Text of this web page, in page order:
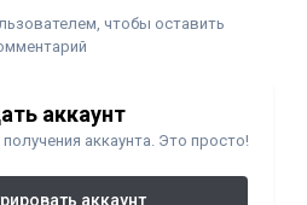
чтобы оставить
аккаунт
аккаунта. Это просто!
аккаунт